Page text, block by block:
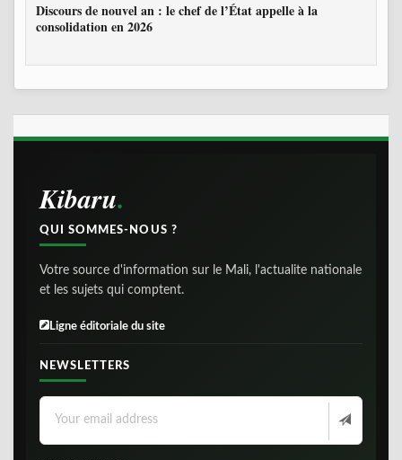
Discours de nouvel an : le chef de l’État appelle à la
consolidation en 2026
Kibaru
QUI SOMMES-NOUS ?
Votre source d'information sur le Mali, l'actualite nationale
et les sujets qui comptent.
Ligne éditoriale du site
NEWSLETTERS